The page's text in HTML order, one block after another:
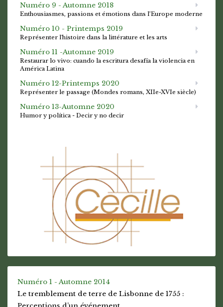
Numéro 9 - Automne 2018
Enthousiasmes, passions et émotions dans l’Europe moderne
Numéro 10 - Printemps 2019
Représenter l'histoire dans la littérature et les arts
Numéro 11 -Automne 2019
Restaurar lo vivo: cuando la escritura desafía la violencia en
América Latina
Numéro 12-Printemps 2020
Représenter le passage (Mondes romans, XIIe-XVIe siècle)
Numéro 13-Automne 2020
Humor y política - Decir y no decir
Numéro 1 - Automne 2014
Le tremblement de terre de Lisbonne de 1755 :